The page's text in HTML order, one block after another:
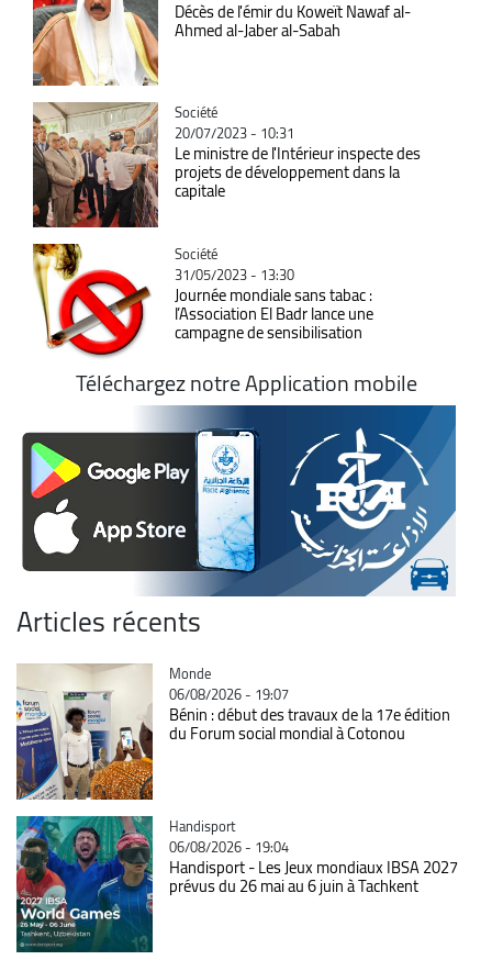
Décès de l'émir du Koweït Nawaf al-
Ahmed al-Jaber al-Sabah
Catégorie
Société
20/07/2023 - 10:31
Le ministre de l'Intérieur inspecte des
projets de développement dans la
capitale
Catégorie
Société
31/05/2023 - 13:30
Journée mondiale sans tabac :
l’Association El Badr lance une
campagne de sensibilisation
Téléchargez notre Application mobile
Articles récents
Catégorie
Monde
06/08/2026 - 19:07
Bénin : début des travaux de la 17e édition
du Forum social mondial à Cotonou
Catégorie
Handisport
06/08/2026 - 19:04
Handisport - Les Jeux mondiaux IBSA 2027
prévus du 26 mai au 6 juin à Tachkent